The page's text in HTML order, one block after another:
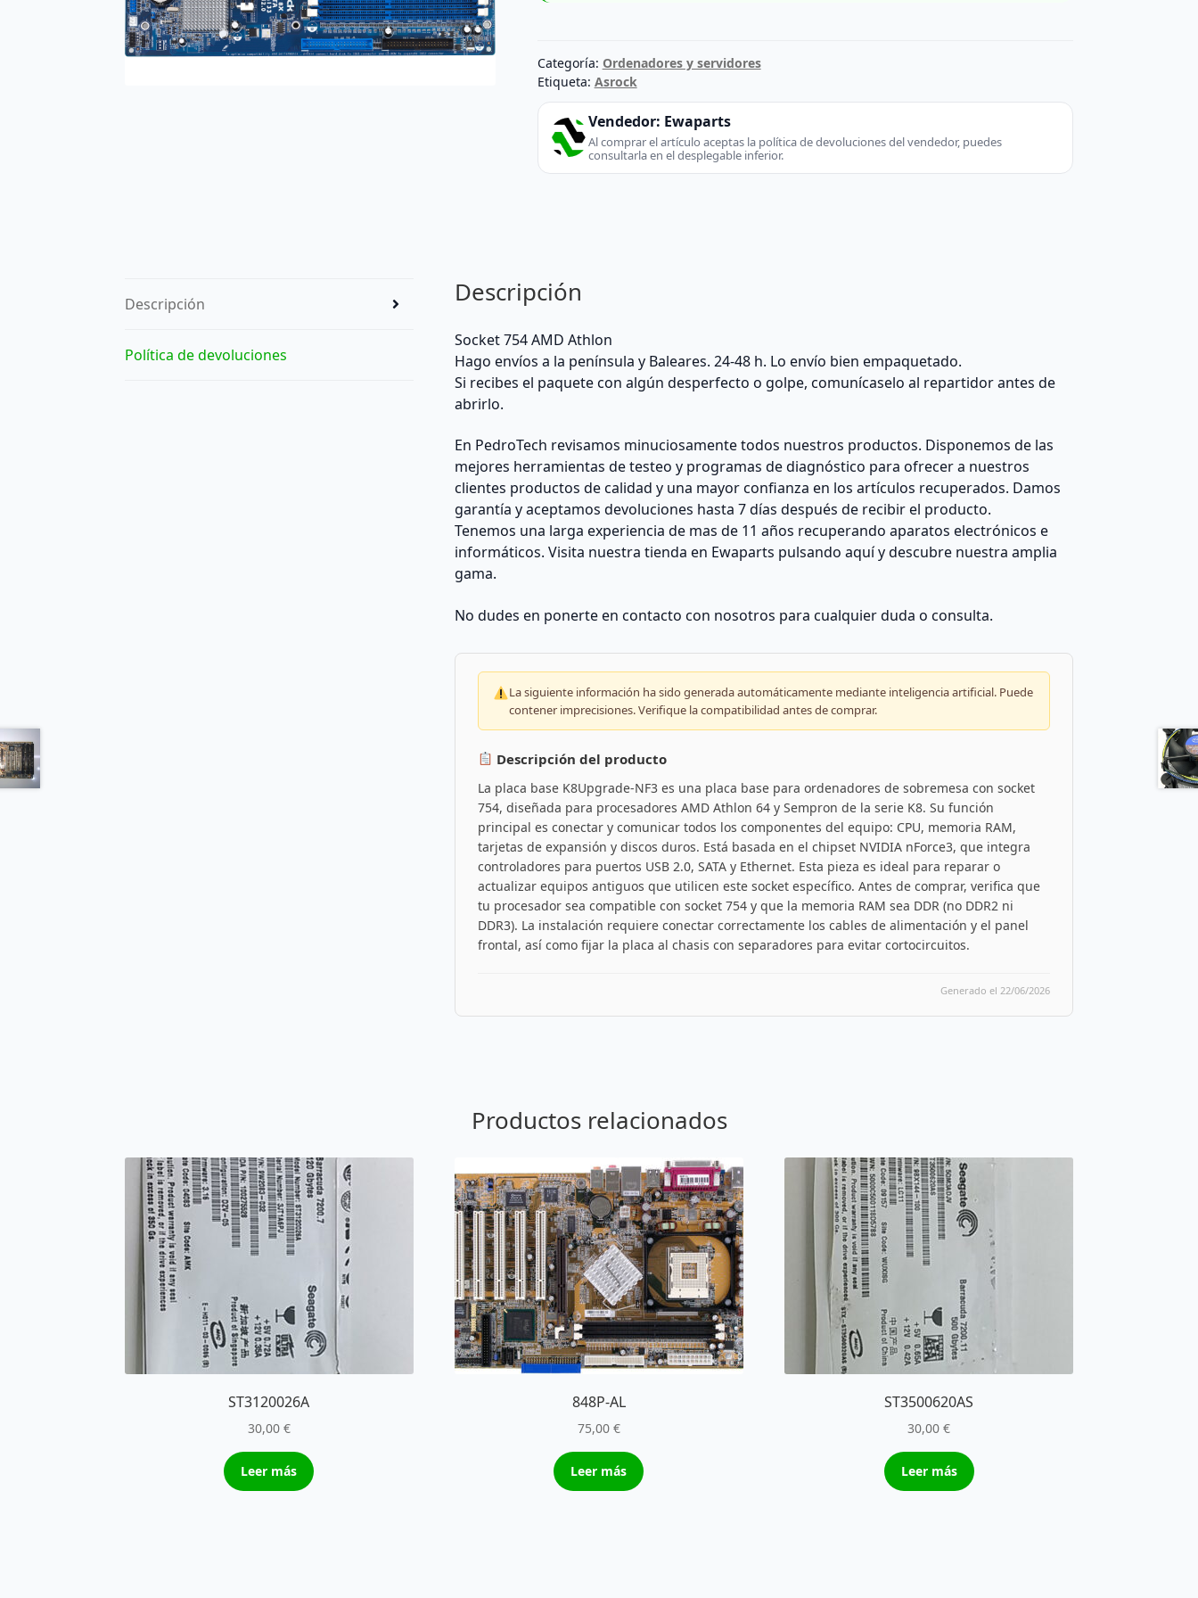
Categoría: Ordenadores y servidores
Etiqueta: Asrock
Vendedor: Ewaparts
Al comprar el artículo aceptas la política de devoluciones del vendedor, puedes
consultarla en el desplegable inferior.
Descripción
Política de devoluciones
Descripción
Socket 754 AMD Athlon
Hago envíos a la península y Baleares. 24-48 h. Lo envío bien empaquetado.
Si recibes el paquete con algún desperfecto o golpe, comunícaselo al repartidor antes de
abrirlo.
En PedroTech revisamos minuciosamente todos nuestros productos. Disponemos de las
mejores herramientas de testeo y programas de diagnóstico para ofrecer a nuestros
clientes productos de calidad y una mayor confianza en los artículos recuperados. Damos
garantía y aceptamos devoluciones hasta 7 días después de recibir el producto.
Tenemos una larga experiencia de mas de 11 años recuperando aparatos electrónicos e
informáticos. Visita nuestra tienda en Ewaparts pulsando aquí y descubre nuestra amplia
gama.
No dudes en ponerte en contacto con nosotros para cualquier duda o consulta.
La siguiente información ha sido generada automáticamente mediante inteligencia artificial. Puede
contener imprecisiones. Verifique la compatibilidad antes de comprar.
Descripción del producto
La placa base K8Upgrade-NF3 es una placa base para ordenadores de sobremesa con socket
754, diseñada para procesadores AMD Athlon 64 y Sempron de la serie K8. Su función
principal es conectar y comunicar todos los componentes del equipo: CPU, memoria RAM,
tarjetas de expansión y discos duros. Está basada en el chipset NVIDIA nForce3, que integra
controladores para puertos USB 2.0, SATA y Ethernet. Esta pieza es ideal para reparar o
actualizar equipos antiguos que utilicen este socket específico. Antes de comprar, verifica que
tu procesador sea compatible con socket 754 y que la memoria RAM sea DDR (no DDR2 ni
DDR3). La instalación requiere conectar correctamente los cables de alimentación y el panel
frontal, así como fijar la placa al chasis con separadores para evitar cortocircuitos.
Generado el 22/06/2026
Productos relacionados
ST3120026A
30,00 €
Leer más
848P-AL
75,00 €
Leer más
ST3500620AS
30,00€
Leer más